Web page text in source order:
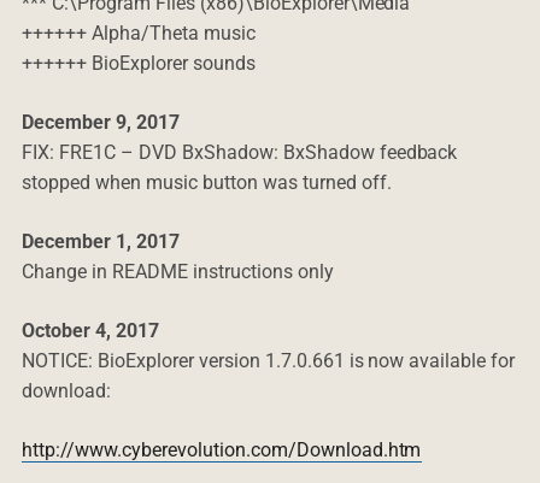
++++++ Alpha/Theta music
++++++ BioExplorer sounds
December 9, 2017
FIX: FRE1C – DVD BxShadow: BxShadow feedback
stopped when music button was turned off.
December 1, 2017
Change in README instructions only
October 4, 2017
NOTICE: BioExplorer version 1.7.0.661 is now available for
download:
http://www.cyberevolution.com/Download.htm